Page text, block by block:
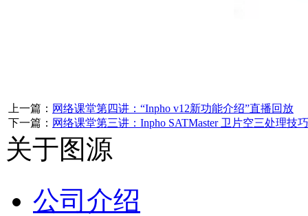
上一篇： 网络课堂第四讲：“Inpho v12新功能介绍”直播回放
下一篇： 网络课堂第三讲：Inpho SATMaster 卫片空三处理技
关于图源
公司介绍